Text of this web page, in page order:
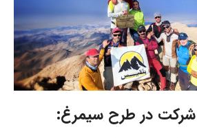
شرکت در طرح سیمرغ: